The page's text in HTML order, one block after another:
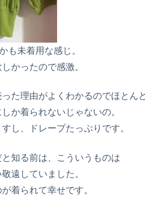
も未着用な感じ。
かったので感激。
た理由がよくわかるのでほとん
か着られないじゃないの。
し、ドレープたっぷりです。
知る前は、こういうものは
遠していました。
着られて幸せです。